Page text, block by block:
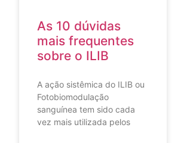
As 10 dúvidas
mais frequentes
sobre o ILIB
A ação sistêmica do ILIB ou
Fotobiomodulação
sanguínea tem sido cada
vez mais utilizada pelos